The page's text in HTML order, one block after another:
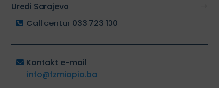
Uredi Sarajevo
Call centar 033 723 100
Kontakt e-mail
info@fzmiopio.ba